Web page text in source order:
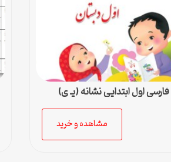
اول ابتدایی نشانه (یـ ی)
مشاهده و خرید